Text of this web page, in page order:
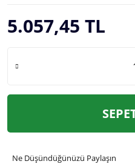
5.057,45 TL
Ne Düşündüğünüzü Paylaşın